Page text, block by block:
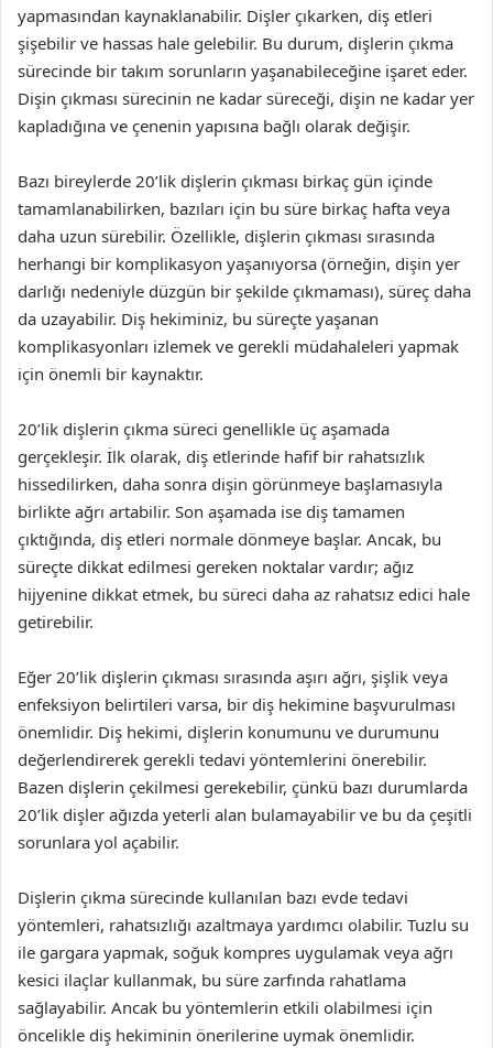
yapmasından kaynaklanabilir. Dişler çıkarken, diş etleri
şişebilir ve hassas hale gelebilir. Bu durum, dişlerin çıkma
sürecinde bir takım sorunların yaşanabileceğine işaret eder.
Dişin çıkması sürecinin ne kadar süreceği, dişin ne kadar yer
kapladığına ve çenenin yapısına bağlı olarak değişir.
Bazı bireylerde 20’lik dişlerin çıkması birkaç gün içinde
tamamlanabilirken, bazıları için bu süre birkaç hafta veya
daha uzun sürebilir. Özellikle, dişlerin çıkması sırasında
herhangi bir komplikasyon yaşanıyorsa (örneğin, dişin yer
darlığı nedeniyle düzgün bir şekilde çıkmaması), süreç daha
da uzayabilir. Diş hekiminiz, bu süreçte yaşanan
komplikasyonları izlemek ve gerekli müdahaleleri yapmak
için önemli bir kaynaktır.
20’lik dişlerin çıkma süreci genellikle üç aşamada
gerçekleşir. İlk olarak, diş etlerinde hafif bir rahatsızlık
hissedilirken, daha sonra dişin görünmeye başlamasıyla
birlikte ağrı artabilir. Son aşamada ise diş tamamen
çıktığında, diş etleri normale dönmeye başlar. Ancak, bu
süreçte dikkat edilmesi gereken noktalar vardır; ağız
hijyenine dikkat etmek, bu süreci daha az rahatsız edici hale
getirebilir.
Eğer 20’lik dişlerin çıkması sırasında aşırı ağrı, şişlik veya
enfeksiyon belirtileri varsa, bir diş hekimine başvurulması
önemlidir. Diş hekimi, dişlerin konumunu ve durumunu
değerlendirerek gerekli tedavi yöntemlerini önerebilir.
Bazen dişlerin çekilmesi gerekebilir, çünkü bazı durumlarda
20’lik dişler ağızda yeterli alan bulamayabilir ve bu da çeşitli
sorunlara yol açabilir.
Dişlerin çıkma sürecinde kullanılan bazı evde tedavi
yöntemleri, rahatsızlığı azaltmaya yardımcı olabilir. Tuzlu su
ile gargara yapmak, soğuk kompres uygulamak veya ağrı
kesici ilaçlar kullanmak, bu süre zarfında rahatlama
sağlayabilir. Ancak bu yöntemlerin etkili olabilmesi için
öncelikle diş hekiminin önerilerine uymak önemlidir.